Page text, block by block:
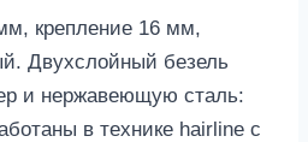
крепление 16 мм,
Двухслойный безель
и нержавеющую сталь:
в технике hairline с